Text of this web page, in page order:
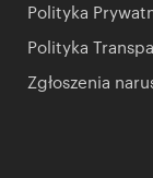
Polityka
Polityka
Zgłoszenia